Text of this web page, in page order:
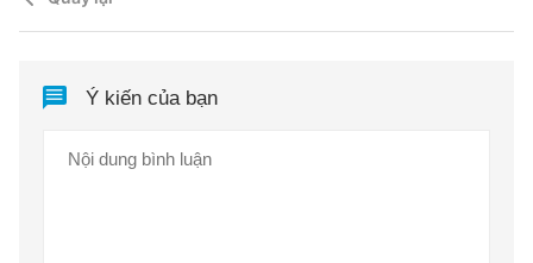
Ý kiến của bạn